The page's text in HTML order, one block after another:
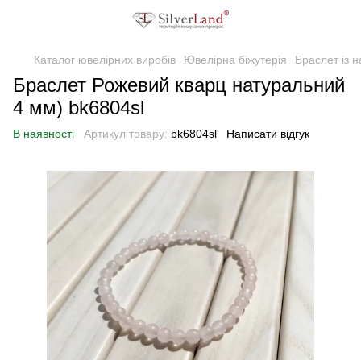
Каталог ювелірних виробів Ювелірна біжутерія Браслет із
Браслет Рожевий кварц натуральний
4 мм) bk6804sl
В наявності Артикул товару: bk6804sl Написати відгук